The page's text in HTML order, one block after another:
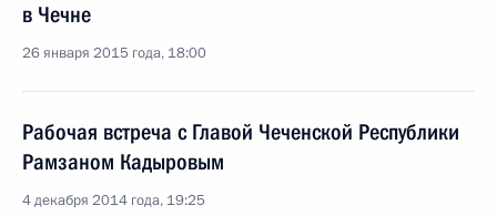
в Чечне
26 января 2015 года, 18:00
Рабочая встреча с Главой Чеченской Республики
Рамзаном Кадыровым
4 декабря 2014 года, 19:25